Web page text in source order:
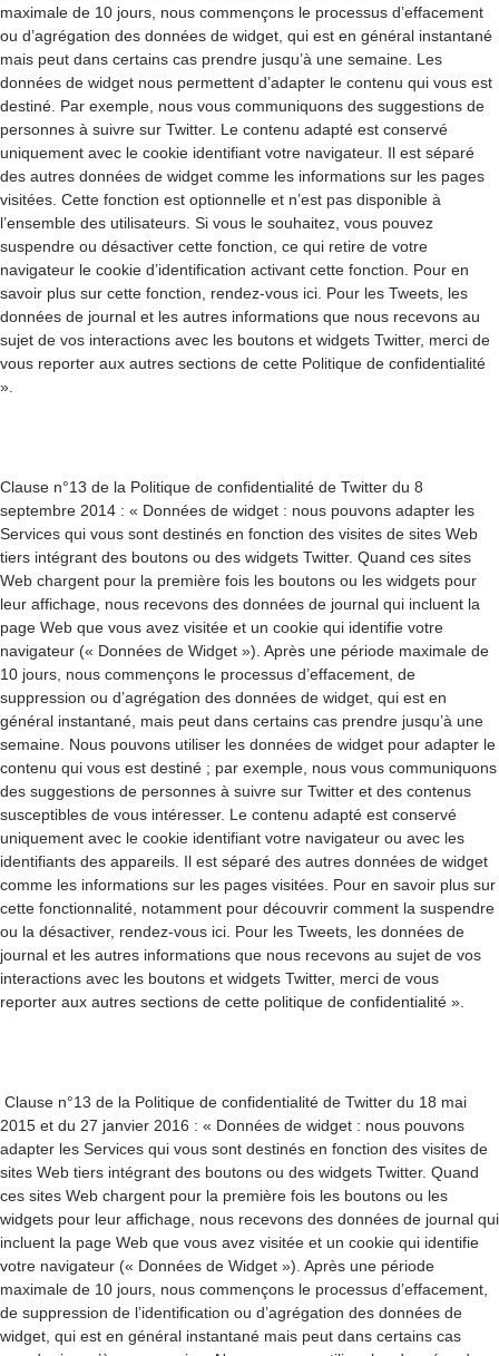
maximale de 10 jours, nous commençons le processus d’effacement
ou d’agrégation des données de widget, qui est en général instantané
mais peut dans certains cas prendre jusqu’à une semaine. Les
données de widget nous permettent d’adapter le contenu qui vous est
destiné. Par exemple, nous vous communiquons des suggestions de
personnes à suivre sur Twitter. Le contenu adapté est conservé
uniquement avec le cookie identifiant votre navigateur. Il est séparé
des autres données de widget comme les informations sur les pages
visitées. Cette fonction est optionnelle et n’est pas disponible à
l’ensemble des utilisateurs. Si vous le souhaitez, vous pouvez
suspendre ou désactiver cette fonction, ce qui retire de votre
navigateur le cookie d’identification activant cette fonction. Pour en
savoir plus sur cette fonction, rendez-vous ici. Pour les Tweets, les
données de journal et les autres informations que nous recevons au
sujet de vos interactions avec les boutons et widgets Twitter, merci de
vous reporter aux autres sections de cette Politique de confidentialité
».
Clause n°13 de la Politique de confidentialité de Twitter du 8
septembre 2014 : « Données de widget : nous pouvons adapter les
Services qui vous sont destinés en fonction des visites de sites Web
tiers intégrant des boutons ou des widgets Twitter. Quand ces sites
Web chargent pour la première fois les boutons ou les widgets pour
leur affichage, nous recevons des données de journal qui incluent la
page Web que vous avez visitée et un cookie qui identifie votre
navigateur (« Données de Widget »). Après une période maximale de
10 jours, nous commençons le processus d’effacement, de
suppression ou d’agrégation des données de widget, qui est en
général instantané, mais peut dans certains cas prendre jusqu’à une
semaine. Nous pouvons utiliser les données de widget pour adapter le
contenu qui vous est destiné ; par exemple, nous vous communiquons
des suggestions de personnes à suivre sur Twitter et des contenus
susceptibles de vous intéresser. Le contenu adapté est conservé
uniquement avec le cookie identifiant votre navigateur ou avec les
identifiants des appareils. Il est séparé des autres données de widget
comme les informations sur les pages visitées. Pour en savoir plus sur
cette fonctionnalité, notamment pour découvrir comment la suspendre
ou la désactiver, rendez-vous ici. Pour les Tweets, les données de
journal et les autres informations que nous recevons au sujet de vos
interactions avec les boutons et widgets Twitter, merci de vous
reporter aux autres sections de cette politique de confidentialité ».
Clause n°13 de la Politique de confidentialité de Twitter du 18 mai
2015 et du 27 janvier 2016 : « Données de widget : nous pouvons
adapter les Services qui vous sont destinés en fonction des visites de
sites Web tiers intégrant des boutons ou des widgets Twitter. Quand
ces sites Web chargent pour la première fois les boutons ou les
widgets pour leur affichage, nous recevons des données de journal qui
incluent la page Web que vous avez visitée et un cookie qui identifie
votre navigateur (« Données de Widget »). Après une période
maximale de 10 jours, nous commençons le processus d’effacement,
de suppression de l’identification ou d’agrégation des données de
widget, qui est en général instantané mais peut dans certains cas